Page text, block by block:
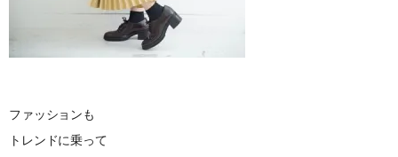
ファッションも
トレンドに乗って